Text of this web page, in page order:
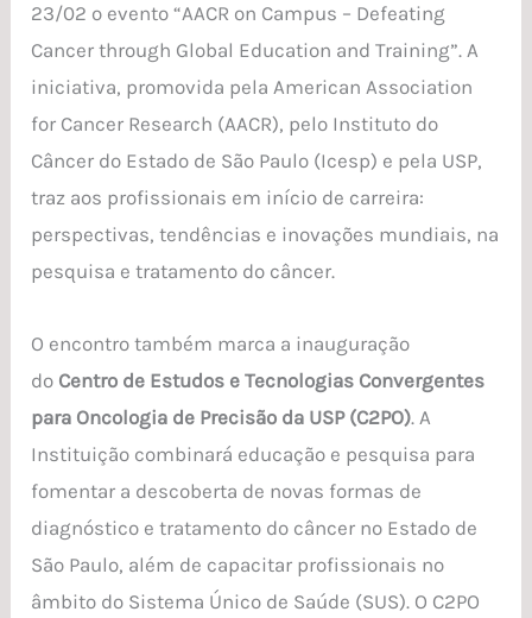
23/02 o evento “AACR on Campus – Defeating
Cancer through Global Education and Training”. A
iniciativa, promovida pela American Association
for Cancer Research (AACR), pelo Instituto do
Câncer do Estado de São Paulo (Icesp) e pela USP,
traz aos profissionais em início de carreira:
perspectivas, tendências e inovações mundiais, na
pesquisa e tratamento do câncer.
O encontro também marca a inauguração
do Centro de Estudos e Tecnologias Convergentes
para Oncologia de Precisão da USP (C2PO). A
Instituição combinará educação e pesquisa para
fomentar a descoberta de novas formas de
diagnóstico e tratamento do câncer no Estado de
São Paulo, além de capacitar profissionais no
âmbito do Sistema Único de Saúde (SUS). O C2PO